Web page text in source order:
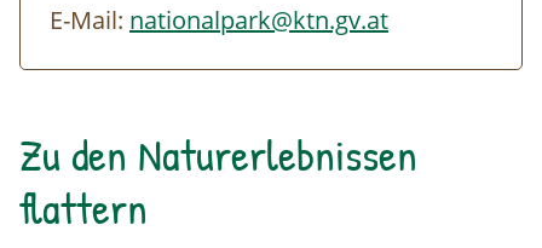
E-Mail: nationalpark@ktn.gv.at
Zu den Naturerlebnissen
flattern